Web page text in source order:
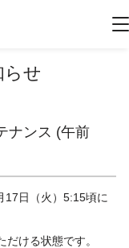
らせ
ナンス (午前
17日（火）5:15頃に
だける状態です。